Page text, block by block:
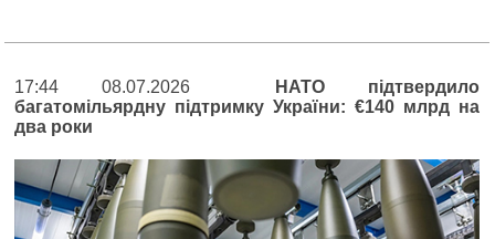
17:44 08.07.2026
НАТО підтвердило
багатомільярдну підтримку України: €140 млрд на
два роки